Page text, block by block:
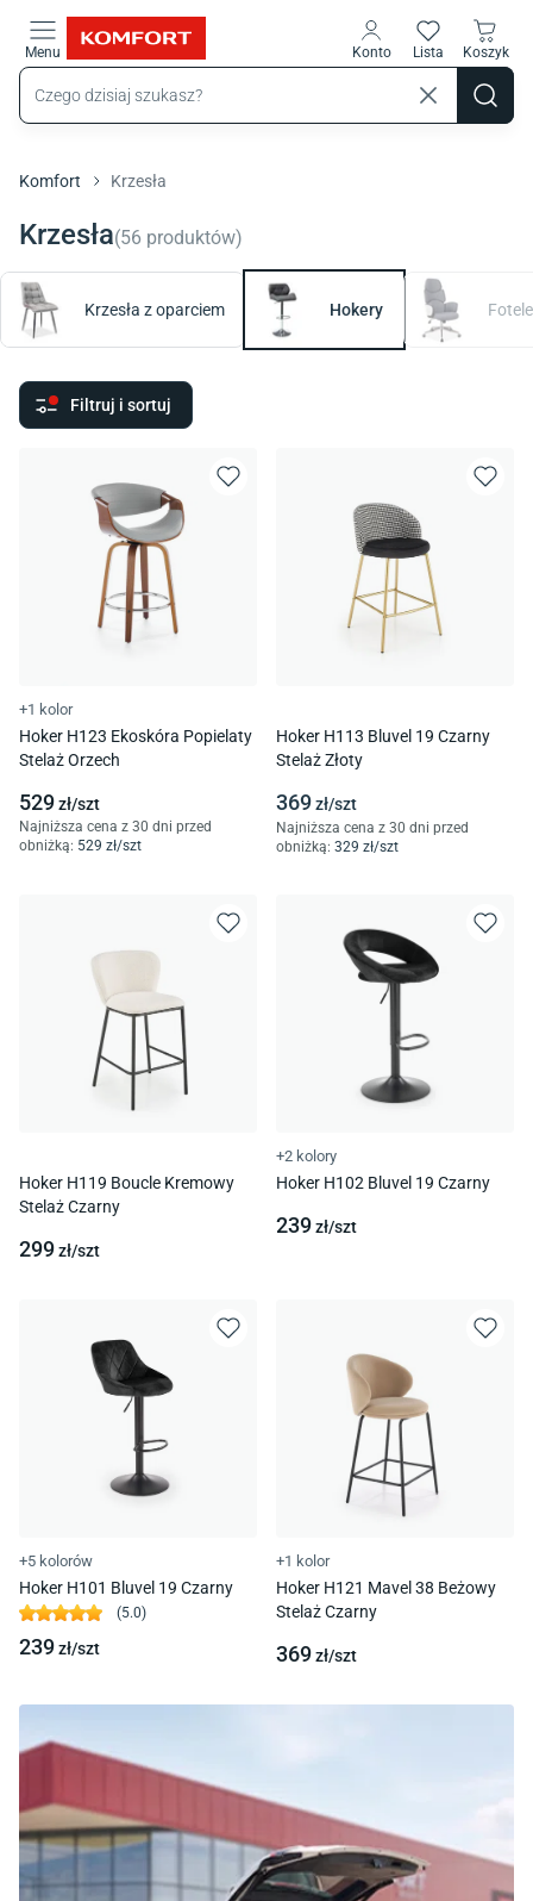
Menu Konto Lista Koszyk
Komfort Krzesła
Krzesła(56 produktów)
Krzesła z oparciem Hokery
Filtruj i sortuj
+1 kolor
Hoker H123 Ekoskóra Popielaty
Stelaż Orzech
529zł/szt
Najniższa cena z 30 dni przed
obniżką: 529 zł/szt
Hoker H113 Bluvel 19 Czarny
Stelaż Złoty
369zł/szt
Najniższa cena z 30 dni przed
obniżką: 329 zł/szt
Hoker H119 Boucle Kremowy
Stelaż Czarny
299zł/szt
+2 kolory
Hoker H102 Bluvel 19 Czarny
239zł/szt
+5 kolorów
Hoker H101 Bluvel 19 Czarny
(5.0)
239zł/szt
+1 kolor
Hoker H121 Mavel 38 Beżowy
Stelaż Czarny
369zł/szt